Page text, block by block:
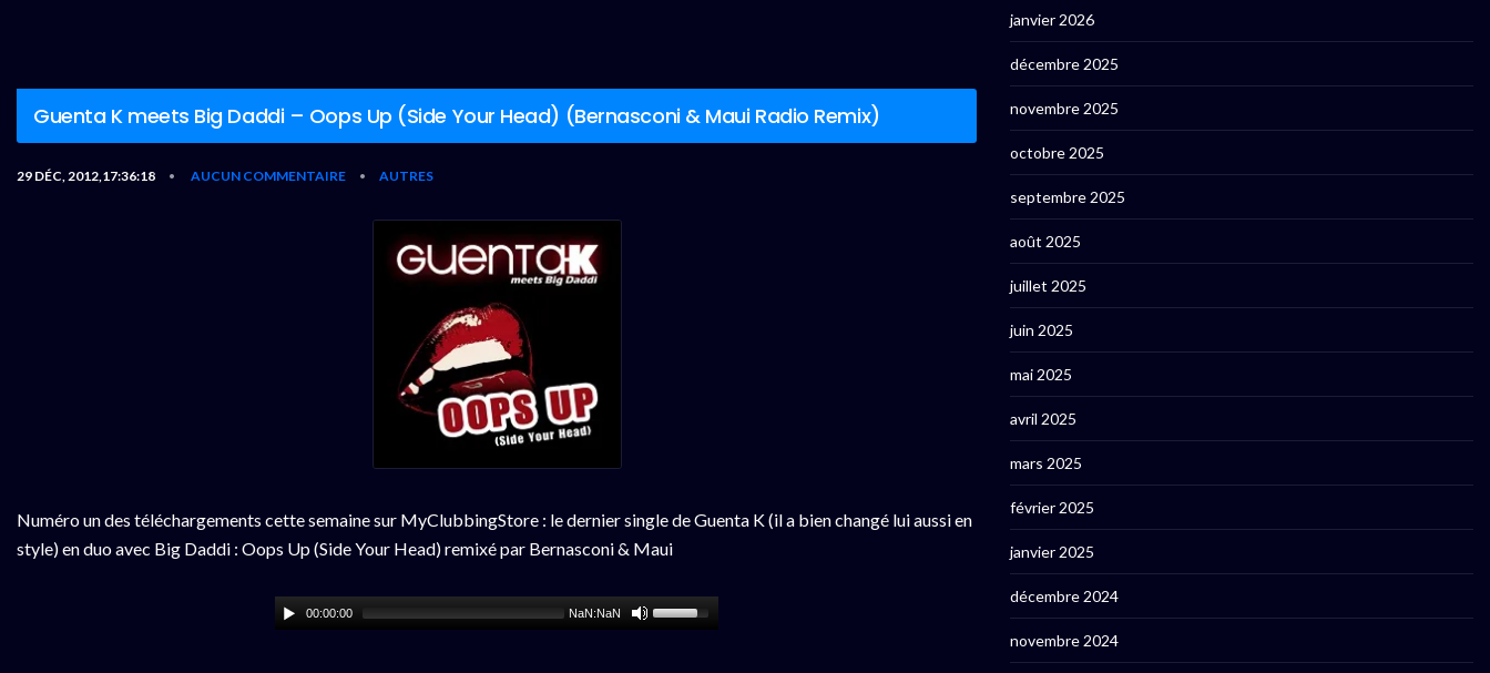
Guenta K meets Big Daddi – Oops Up (Side Your Head) (Bernasconi & Maui Radio Remix)
29 DÉC, 2012,17:36:18 • AUCUN COMMENTAIRE • AUTRES
Numéro un des téléchargements cette semaine sur MyClubbingStore : le dernier single de Guenta K (il a bien changé lui aussi en
style) en duo avec Big Daddi : Oops Up (Side Your Head) remixé par Bernasconi & Maui
00:00:00 NaN:NaN
janvier 2026
décembre 2025
novembre 2025
octobre 2025
septembre 2025
août 2025
juillet 2025
juin 2025
mai 2025
avril 2025
mars 2025
février 2025
janvier 2025
décembre 2024
novembre 2024